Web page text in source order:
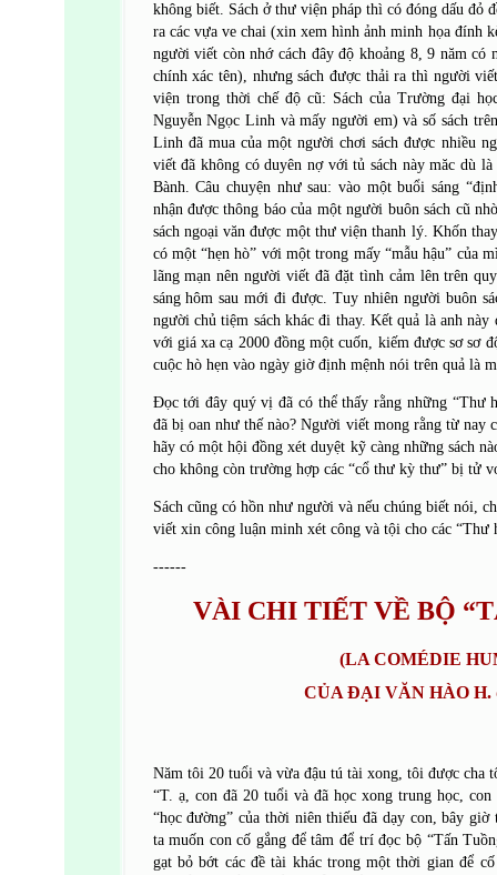
không biết. Sách ở thư viện pháp thì có đóng dấu đỏ
ra các vựa ve chai (xin xem hình ảnh minh họa đính
người viết còn nhớ cách đây độ khoảng 8, 9 năm
chính xác tên), nhưng sách được thải ra thì người
viện trong thời chế độ cũ: Sách của Trường đại
Nguyễn Ngọc Linh và mấy người em) và số sách
Linh đã mua của một người chơi sách được nhiều
viết đã không có duyên nợ với tủ sách này măc dù
Bành. Câu chuyện như sau: vào một buổi sáng
nhận được thông báo của một người buôn sách cũ
sách ngoại văn được một thư viện thanh lý. Khốn
có một “hẹn hò” với một trong mấy “mẫu hậu” của
lãng mạn nên người viết đã đặt tình cảm lên trên
sáng hôm sau mới đi được. Tuy nhiên người buôn
người chủ tiệm sách khác đi thay. Kết quả là anh này
với giá xa cạ 2000 đồng một cuốn, kiếm được sơ sơ
cuộc hò hẹn vào ngày giờ định mệnh nói trên quả là
Đọc tới đây quý vị đã có thể thấy rằng những “Thư
đã bị oan như thế nào? Người viết mong rằng từ
hãy có một hội đồng xét duyệt kỹ càng những sách
cho không còn trường hợp các “cổ thư kỳ thư” bị tử
Sách cũng có hồn như người và nếu chúng biết nói,
viết xin công luận minh xét công và tội cho các “Thư
------
VÀI CHI TIẾT VỀ BỘ
(LA COMÉDIE
CỦA ĐẠI VĂN HÀO H.
Năm tôi 20 tuổi và vừa đậu tú tài xong, tôi được cha
“T. ạ, con đã 20 tuổi và đã học xong trung học,
“học đường” của thời niên thiếu đã dạy con, bây
ta muốn con cố gắng để tâm để trí đọc bộ “Tấn
gạt bỏ bớt các đề tài khác trong một thời gian để